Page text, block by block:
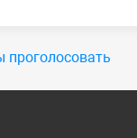
проголосовать